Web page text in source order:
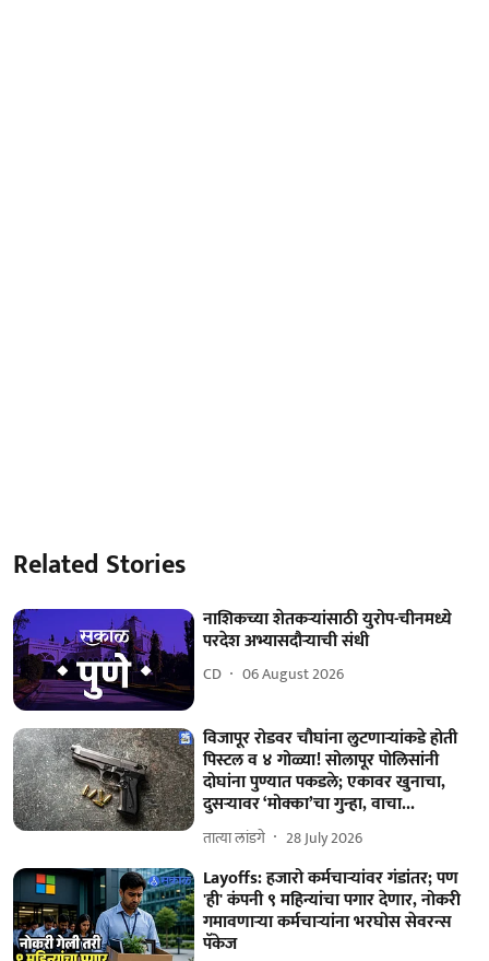
Related Stories
नाशिकच्या शेतकऱ्यांसाठी युरोप-चीनमध्ये
परदेश अभ्यासदौऱ्याची संधी
CD 06 August 2026
विजापूर रोडवर चौघांना लुटणाऱ्यांकडे होती
पिस्टल व ४ गोळ्या! सोलापूर पोलिसांनी
दोघांना पुण्यात पकडले; एकावर खुनाचा,
दुसऱ्यावर ‘मोक्का’चा गुन्हा, वाचा...
तात्या लांडगे 28 July 2026
Layoffs: हजारो कर्मचाऱ्यांवर गंडांतर; पण
'ही' कंपनी ९ महिन्यांचा पगार देणार, नोकरी
गमावणाऱ्या कर्मचाऱ्यांना भरघोस सेवरन्स
पॅकेज